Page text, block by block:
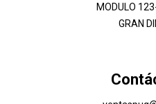
MODULO
GRAN